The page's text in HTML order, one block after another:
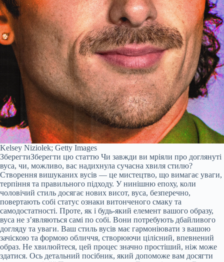
Kelsey Niziolek; Getty Images
ЗберегтиЗберегти цю статтю Чи завжди ви мріяли про доглянуті
вуса, чи, можливо, вас надихнула сучасна хвиля стилю?
Створення вишуканих вусів — це мистецтво, що вимагає уваги,
терпіння та правильного підходу. У нинішню епоху, коли
чоловічий стиль досягає нових висот, вуса, безперечно,
повертають собі статус ознаки витонченого смаку та
самодостатності. Проте, як і будь-який елемент вашого образу,
вуса не з’являються самі по собі. Вони потребують дбайливого
догляду та уваги. Ваш стиль вусів має гармоніювати з вашою
зачіскою та формою обличчя, створюючи цілісний, впевнений
образ. Не хвилюйтеся, цей процес значно простіший, ніж може
здатися. Ось детальний посібник, який допоможе вам досягти